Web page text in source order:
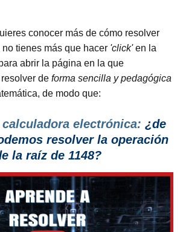
conocer más de cómo resolver
tienes más que hacer 'click'en la
abrir la página en la que
de forma sencilla y pedagógica
de modo que:
electrónica: ¿de
resolver la operación
la raíz de 1148?